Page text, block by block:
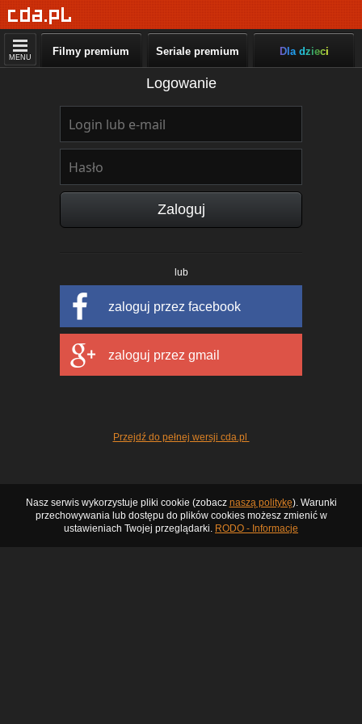
MENU Filmy premium Seriale premium Dla dzieci
Logowanie
Zaloguj
lub
zaloguj przez facebook
zaloguj przez gmail
Przejdź do pełnej wersji cda.pl
Nasz serwis wykorzystuje pliki cookie (zobacz naszą politykę). Warunki
przechowywania lub dostępu do plików cookies możesz zmienić w
ustawieniach Twojej przeglądarki. RODO - Informacje